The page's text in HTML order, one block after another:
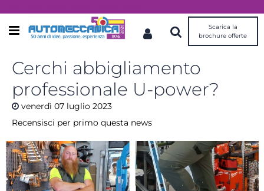
Open menu
Scarica la
brochure offerte
Cerchi abbigliamento
professionale U-power?
venerdì 07 luglio 2023
Recensisci per primo questa news